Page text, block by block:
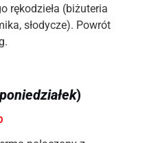
rękodzieła (biżuteria
słodycze). Powrót
poniedziałek)